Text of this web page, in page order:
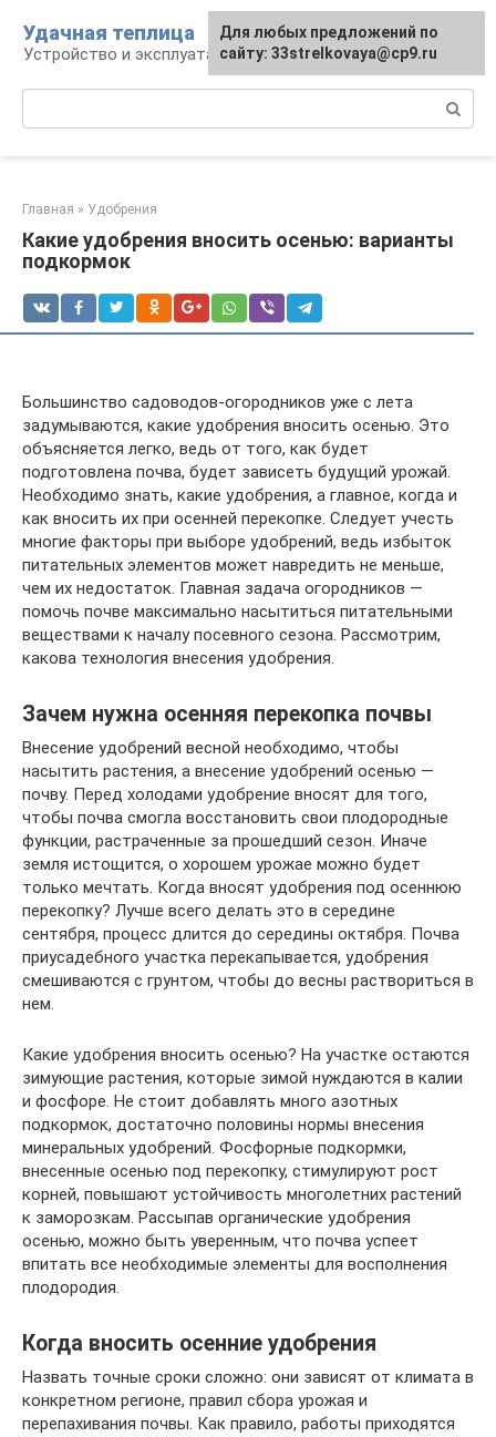
контенту
Удачная теплица
Устройство и эксплуатация теплиц
Главная » Удобрения
Какие удобрения вносить осенью: варианты
подкормок
Большинство садоводов-огородников уже с лета
задумываются, какие удобрения вносить осенью. Это
объясняется легко, ведь от того, как будет
подготовлена почва, будет зависеть будущий урожай.
Необходимо знать, какие удобрения, а главное, когда и
как вносить их при осенней перекопке. Следует учесть
многие факторы при выборе удобрений, ведь избыток
питательных элементов может навредить не меньше,
чем их недостаток. Главная задача огородников —
помочь почве максимально насытиться питательными
веществами к началу посевного сезона. Рассмотрим,
какова технология внесения удобрения.
Зачем нужна осенняя перекопка почвы
Внесение удобрений весной необходимо, чтобы
насытить растения, а внесение удобрений осенью —
почву. Перед холодами удобрение вносят для того,
чтобы почва смогла восстановить свои плодородные
функции, растраченные за прошедший сезон. Иначе
земля истощится, о хорошем урожае можно будет
только мечтать. Когда вносят удобрения под осеннюю
перекопку? Лучше всего делать это в середине
сентября, процесс длится до середины октября. Почва
приусадебного участка перекапывается, удобрения
смешиваются с грунтом, чтобы до весны раствориться в
нем.
Какие удобрения вносить осенью? На участке остаются
зимующие растения, которые зимой нуждаются в калии
и фосфоре. Не стоит добавлять много азотных
подкормок, достаточно половины нормы внесения
минеральных удобрений. Фосфорные подкормки,
внесенные осенью под перекопку, стимулируют рост
корней, повышают устойчивость многолетних растений
к заморозкам. Рассыпав органические удобрения
осенью, можно быть уверенным, что почва успеет
впитать все необходимые элементы для восполнения
плодородия.
Когда вносить осенние удобрения
Назвать точные сроки сложно: они зависят от климата в
конкретном регионе, правил сбора урожая и
перепахивания почвы. Как правило, работы приходятся
Для любых предложений по
сайту: 33strelkovaya@cp9.ru